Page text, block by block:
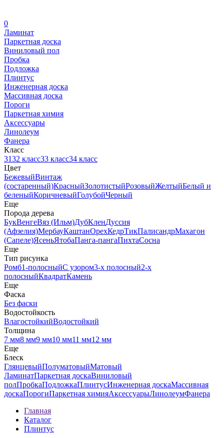
0
Ламинат
Паркетная доска
Виниловый пол
Пробка
Подложка
Плинтус
Инженерная доска
Массивная доска
Пороги
Паркетная химия
Аксессуары
Линолеум
Фанера
Класс
3132 класс33 класс34 класс
Цвет
БежевыйВинтаж
(состаренный)КрасныйЗолотистыйРозовыйЖелтыйБелый и
беленыйКоричневыйГолубойЧерный
Еще
Порода дерева
БукВенгеВяз (Ильм)ДубКленДуссия
(Афзелия)МербауКаштанОрехКедрТикПалисандрМахагон
(Сапеле)ЯсеньЯтобаПанга-пангаПихтаСосна
Еще
Тип рисунка
Ромб1-полосныйС узором3-х полосный2-х
полосныйКвадратКамень
Еще
Фаска
Без фаски
Водостойкость
ВлагостойкийВодостойкий
Толщина
7 мм8 мм9 мм10 мм11 мм12 мм
Еще
Блеск
ГлянцевыйПолуматовыйМатовый
ЛаминатПаркетная доскаВиниловый
полПробкаПодложкаПлинтусИнженерная доскаМассивная
доскаПорогиПаркетная химияАксессуарыЛинолеумФанера
Главная
Каталог
Плинтус